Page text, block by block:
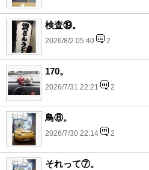
検査⑲。
2026/8/2 05:40 2
170。
2026/7/31 22:21 2
鳥⑧。
2026/7/30 22:14 2
それって⑦。